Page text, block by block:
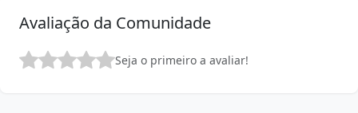
Avaliação da Comunidade
Seja o primeiro a avaliar!